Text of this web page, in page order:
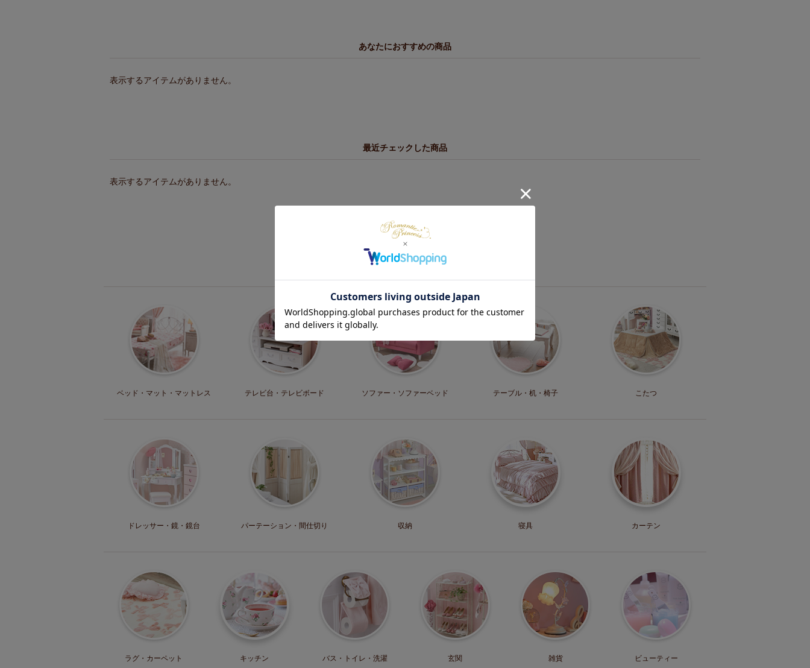
あなたにおすすめの商品
表示するアイテムがありません。
最近チェックした商品
表示するアイテムがありません。
カテゴリー
ベッド・マット ・マットレス テレビ台・ テレビボード ソファー・ ソファーベッド テーブル・机・ 椅子 こたつ
ドレッサー・ 鏡・鏡台 パーテーション・ 間仕切り 収納 寝具 カーテン
ラグ・ カーペット キッチン バス・トイレ・ 洗濯 玄関 雑貨 ビューティー